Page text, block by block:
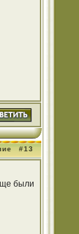
#13
были